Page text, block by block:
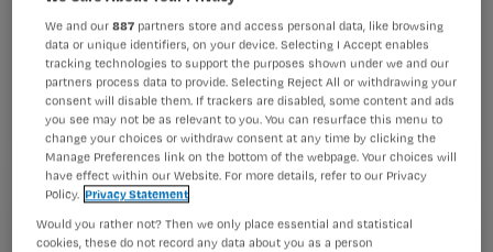
mailadres?
*
Kies
je
wachtwoord
G
e
e
n
t
Ontvang 2x per week de Nursing nieuwsbrief
G
e
e
Ik geef Springer Media B.V. toestemming om
mij per e-mail op de hoogte te houden.
?
We and our887 partners store and access personal data, like browsing
data or unique identifiers, on your device. Selecting I Accept enables
tracking technologies to support the purposes shown under we and our
partners process data to provide. Selecting Reject All or withdrawing your
consent will disable them. If trackers are disabled, some content and ads
you see may not be as relevant to you. You can resurface this menu to
change your choices or withdraw consent at any time by clicking the
Manage Preferences link on the bottom of the webpage. Your choices will
have effect within our Website. For more details, refer to our Privacy
Policy. Privacy Statement
Would you rather not? Then we only place essential and statistical
cookies, these do not record any data about you as a person